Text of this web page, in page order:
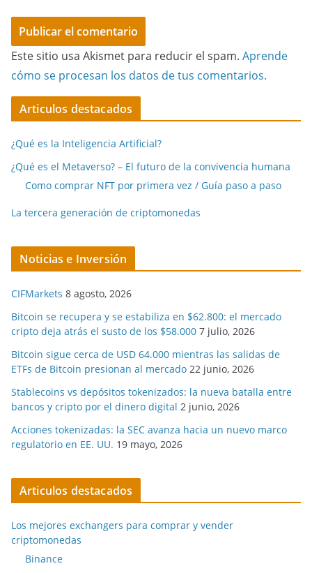
Este sitio usa Akismet para reducir el spam. Aprende
cómo se procesan los datos de tus comentarios.
Articulos destacados
¿Qué es la Inteligencia Artificial?
¿Qué es el Metaverso? – El futuro de la convivencia humana
Como comprar NFT por primera vez / Guía paso a paso
La tercera generación de criptomonedas
Noticias e Inversión
CIFMarkets 8 agosto, 2026
Bitcoin se recupera y se estabiliza en $62.800: el mercado
cripto deja atrás el susto de los $58.000 7 julio, 2026
Bitcoin sigue cerca de USD 64.000 mientras las salidas de
ETFs de Bitcoin presionan al mercado 22 junio, 2026
Stablecoins vs depósitos tokenizados: la nueva batalla entre
bancos y cripto por el dinero digital 2 junio, 2026
Acciones tokenizadas: la SEC avanza hacia un nuevo marco
regulatorio en EE. UU. 19 mayo, 2026
Articulos destacados
Los mejores exchangers para comprar y vender
criptomonedas
Binance